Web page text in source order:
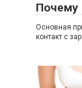
Почему
Основная
контакт с